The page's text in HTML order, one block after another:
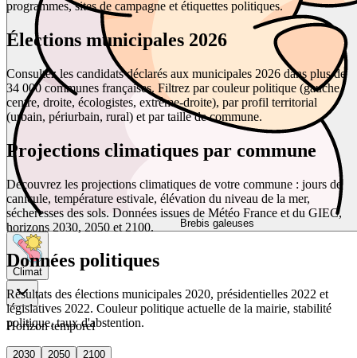
Brebis galeuses
Climat
Horizon temporel
2030 2050
2100
programmes, sites de campagne et étiquettes politiques.
Élections municipales 2026
Consultez les candidats déclarés aux municipales 2026 dans plus de
34 000 communes françaises. Filtrez par couleur politique (gauche,
centre, droite, écologistes, extrême-droite), par profil territorial
(urbain, périurbain, rural) et par taille de commune.
Projections climatiques par commune
Découvrez les projections climatiques de votre commune : jours de
canicule, température estivale, élévation du niveau de la mer,
sécheresses des sols. Données issues de Météo France et du GIEC,
horizons 2030, 2050 et 2100.
Données politiques
Résultats des élections municipales 2020, présidentielles 2022 et
législatives 2022. Couleur politique actuelle de la mairie, stabilité
politique, taux d'abstention.